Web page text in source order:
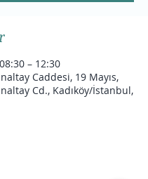
– 12:30
Caddesi, 19 Mayıs,
Cd., Kadıköy/İstanbul,